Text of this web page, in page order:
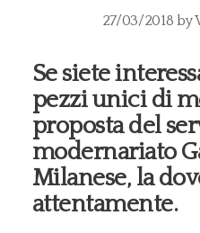
27/03/2018 by
Se siete
pezzi unici di
proposta del
modernariato
Milanese, la
attentamente.